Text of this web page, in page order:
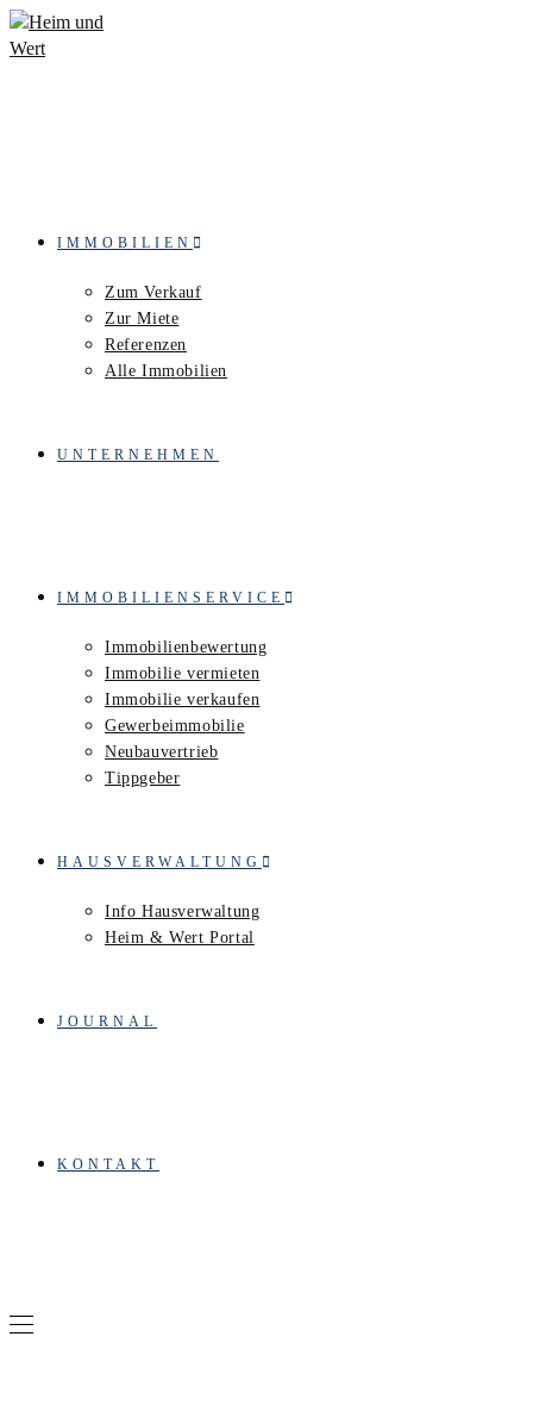
Zum
Inhalt
IMMOBILIEN
Zum Verkauf
Zur Miete
Referenzen
Alle Immobilien
UNTERNEHMEN
IMMOBILIENSERVICE
Immobilienbewertung
Immobilie vermieten
Immobilie verkaufen
Gewerbeimmobilie
Neubauvertrieb
Tippgeber
HAUSVERWALTUNG
Info Hausverwaltung
Heim & Wert Portal
JOURNAL
KONTAKT